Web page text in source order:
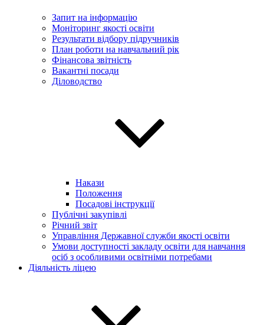
Запит на інформацію
Моніторинг якості освіти
Результати відбору підручників
План роботи на навчальний рік
Фінансова звітність
Вакантні посади
Діловодство
Накази
Положення
Посадові інструкції
Публічні закупівлі
Річний звіт
Управління Державної служби якості освіти
Умови доступності закладу освіти для навчання
осіб з особливими освітніми потребами
Діяльність ліцею